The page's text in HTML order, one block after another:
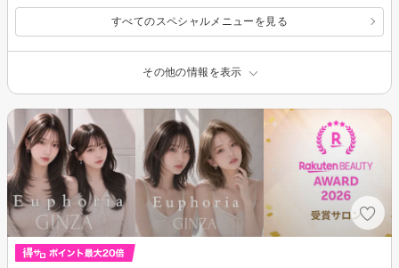
すべてのスペシャルメニューを見る
その他の情報を表示